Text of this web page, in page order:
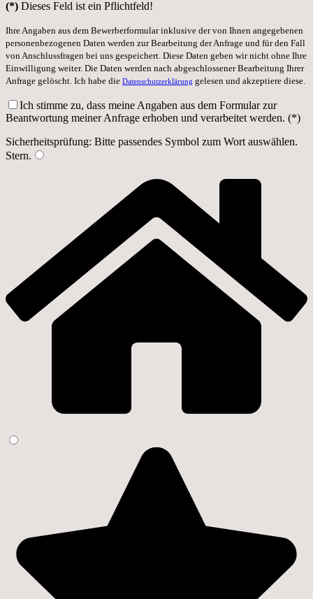
(*) Dieses Feld ist ein Pflichtfeld!
Ihre Angaben aus dem Bewerberformular inklusive der von Ihnen angegebenen
personenbezogenen Daten werden zur Bearbeitung der Anfrage und für den Fall
von Anschlussfragen bei uns gespeichert. Diese Daten geben wir nicht ohne Ihre
Einwilligung weiter. Die Daten werden nach abgeschlossener Bearbeitung Ihrer
Anfrage gelöscht. Ich habe die Datenschutzerklärung gelesen und akzeptiere diese.
Ich stimme zu, dass meine Angaben aus dem Formular zur
Beantwortung meiner Anfrage erhoben und verarbeitet werden. (*)
Sicherheitsprüfung: Bitte passendes Symbol zum Wort auswählen.
Stern.